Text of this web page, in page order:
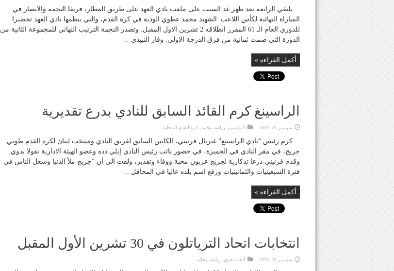
يلتقي الرابعة بعد ظهر غد السبت على ملعب نادي العهد على طريق المطار، فريقا النجمة والانصار في
المباراة النهائية لكأس اللاعب الشهيد محمد عطوي الودية في كرة القدم، والتي ينظمها نادي العهد تحضيرا
للدوري العام الـ 61 المقرر انطلاقه 2 تشرين الاول المقبل. وتصدر النجمة الترتيب النهائي للمجموعة الثانية من
الدورة التي ضمت ثمانية من فرق الدرجة الاولى. وفاز النبيذي ...
أكمل القراءة »
الراسينغ كرم القائد السابق للنادي بدرع تقديرية
سبتمبر 25, 2020 الرئيسية رياضة محلية ,كرة القدم المحلية
كرم رئيس “نادي الراسينغ” غبريال فرنيني، الكابتن السابق لفريق النادي ومنتخب لبنان لكرة القدم طوني
جريج، في مقر النادي في الجميزة، في حضور نائب رئيس النادي إيلي دده وعضو الهيئة الادارية نقولا بدوي.
وقدم فرنيني درعا تذكارية لجريج عربون محبة ووفاء وتقدير، ولفت الى أن “جريج ملأ الدنيا وشغل الناس في
فترة السبعينيات والثمانينيات ورفع اسم بلده عاليا في المحافل ...
أكمل القراءة »
انتخابات اتحاد الترياتلون في 30 تشرين الأول المقبل
سبتمبر 25, 2020 ألعاب قوى رياضة محلية